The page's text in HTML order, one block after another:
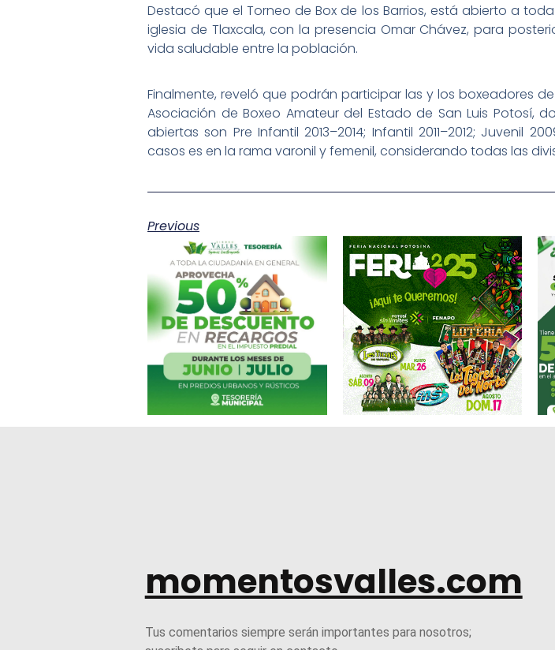
Destacó que el Torneo de Box de los Barrios, está abierto a
iglesia de Tlaxcala, con la presencia Omar Chávez, para
vida saludable entre la población.
Finalmente, reveló que podrán participar las y los boxeadores
Asociación de Boxeo Amateur del Estado de San Luis Potosí,
abiertas son Pre Infantil 2013–2014; Infantil 2011–2012; Juvenil
casos es en la rama varonil y femenil, considerando todas las
Previous
momentosvalles.com
Tus comentarios siempre serán importantes para nosotros;